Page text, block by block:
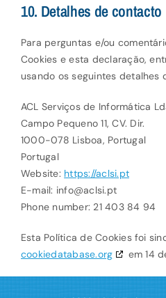
10. Detalhes de contacto
Para perguntas e/ou
Cookies e esta declaração,
usando os seguintes detalhes
ACL Serviços de Informática
Campo Pequeno 11, CV. Dir.
1000-078 Lisboa, Portugal
Portugal
Website: https://aclsi.pt
E-mail: info@aclsi.pt
Phone number: 21 403 84 94
Esta Política de Cookies foi
cookiedatabase.org
em 14